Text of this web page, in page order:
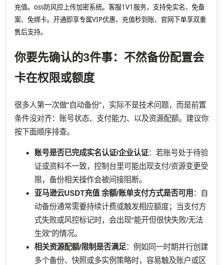
充值。oss防风控上传加密系统。客服1V1服务，支持免实名、免备
案、免绑卡。开通即享专属VIP优惠、充值秒到账、官网下单享双重
售后支持。
你要先确认的3件事：不然备份配置会
卡在权限或额度
很多人第一次做“自动备份”，实际不是技术问题，而是前置
条件没对齐：账号状态、支付能力、以及资源配额。建议你
按下面顺序排查。
账号是否已完成实名认证/企业认证：若账号处于待验
证或资料不一致，控制台里可能出现支付/资源变更受
限，备份相关操作会被间接阻断。
亚马逊云USDT充值 余额/账单支付方式是否可用 ：自
动备份通常需要持续计费或触发相应额度；当支付方
式失败或风控标记时，会出现“能开但很快失败/无法
生效”的情况。
相关资源配额/限制是否满足：例如同一时期并行创建
多个备份、快照或多实例策略时，容易触及账户或区